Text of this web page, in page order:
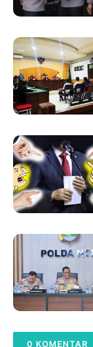
0 KOMENTAR